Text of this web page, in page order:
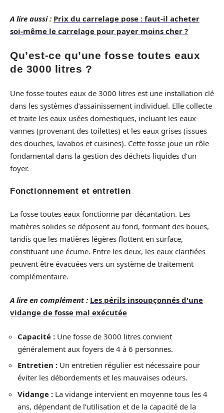
A lire aussi : Prix du carrelage pose : faut-il acheter
soi-même le carrelage pour payer moins cher ?
Qu’est-ce qu’une fosse toutes eaux
de 3000 litres ?
Une fosse toutes eaux de 3000 litres est une installation clé
dans les systèmes d’assainissement individuel. Elle collecte
et traite les eaux usées domestiques, incluant les eaux-
vannes (provenant des toilettes) et les eaux grises (issues
des douches, lavabos et cuisines). Cette fosse joue un rôle
fondamental dans la gestion des déchets liquides d’un
foyer.
Fonctionnement et entretien
La fosse toutes eaux fonctionne par décantation. Les
matières solides se déposent au fond, formant des boues,
tandis que les matières légères flottent en surface,
constituant une écume. Entre les deux, les eaux clarifiées
peuvent être évacuées vers un système de traitement
complémentaire.
A lire en complément : Les périls insoupçonnés d'une
vidange de fosse mal exécutée
Capacité : Une fosse de 3000 litres convient
généralement aux foyers de 4 à 6 personnes.
Entretien : Un entretien régulier est nécessaire pour
éviter les débordements et les mauvaises odeurs.
Vidange : La vidange intervient en moyenne tous les 4
ans, dépendant de l’utilisation et de la capacité de la